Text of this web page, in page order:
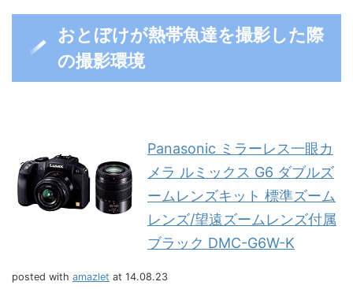
おとぼけが熱帯魚達を撮影した際
の撮影環境
Panasonic ミラーレス一眼カ
メラ ルミックス G6 ダブルズ
ームレンズキット 標準ズーム
レンズ/望遠ズームレンズ付属
ブラック DMC-G6W-K
posted with amazlet at 14.08.23